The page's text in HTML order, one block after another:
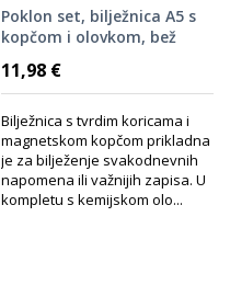
Poklon set, bilježnica A5 s
kopčom i olovkom, bež
11,98 €
Bilježnica s tvrdim koricama i
magnetskom kopčom prikladna
je za bilježenje svakodnevnih
napomena ili važnijih zapisa. U
kompletu s kemijskom olo...